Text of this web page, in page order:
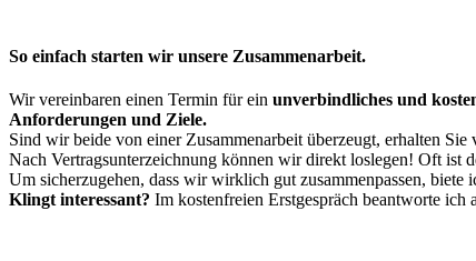
So einfach starten wir unsere Zusammenarbeit.
Wir vereinbaren einen Termin für ein unverbindliches und
Anforderungen und Ziele.
Sind wir beide von einer Zusammenarbeit überzeugt, erhalten Sie
Nach Vertragsunterzeichnung können wir direkt loslegen! Oft ist
Um sicherzugehen, dass wir wirklich gut zusammenpassen,
Klingt interessant? Im kostenfreien Erstgespräch beantworte